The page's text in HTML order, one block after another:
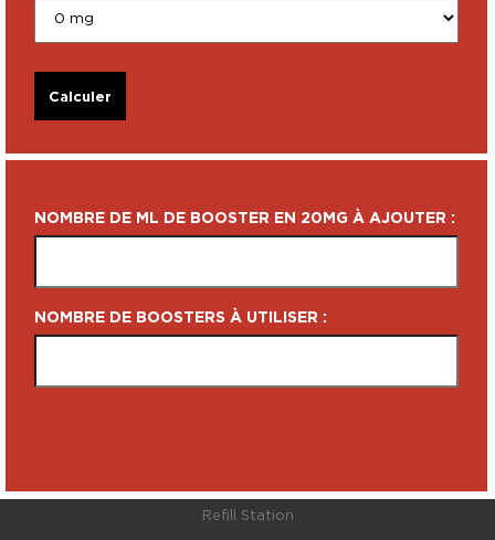
Calculer
NOMBRE DE ML DE BOOSTER EN 20MG À AJOUTER :
NOMBRE DE BOOSTERS À UTILISER :
Refill Station